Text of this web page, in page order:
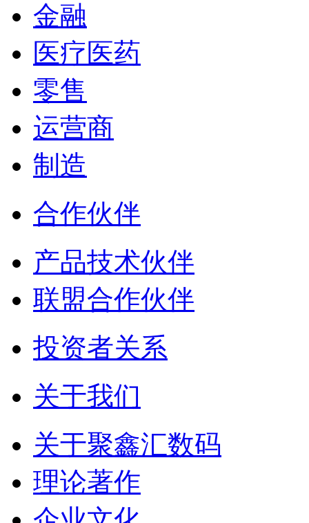
金融
医疗医药
零售
运营商
制造
合作伙伴
产品技术伙伴
联盟合作伙伴
投资者关系
关于我们
关于聚鑫汇数码
理论著作